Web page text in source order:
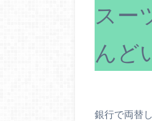
スー
んど
銀行で両替